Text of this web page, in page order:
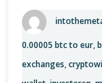
0.00005 btc to eur,
exchanges,